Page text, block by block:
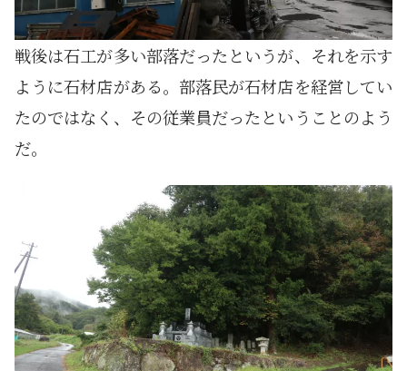
戦後は石工が多い部落だったというが、それを示す
ように石材店がある。部落民が石材店を経営してい
たのではなく、その従業員だったということのよう
だ。